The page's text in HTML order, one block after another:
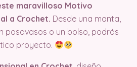
maravilloso Motivo
a Crochet. Desde una manta,
posavasos o un bolso, podrás
proyecto.